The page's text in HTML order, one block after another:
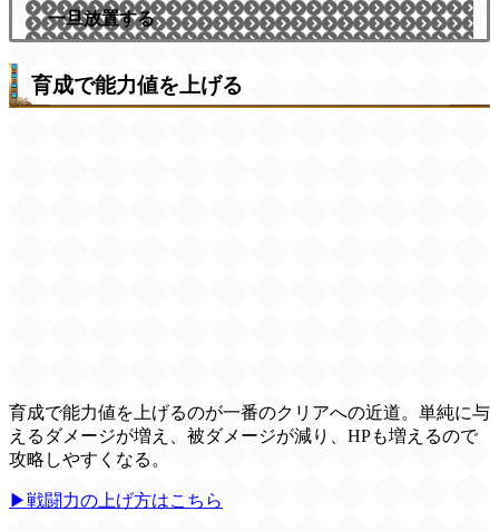
一旦放置する
育成で能力値を上げる
育成で能力値を上げるのが一番のクリアへの近道。単純に与
えるダメージが増え、被ダメージが減り、HPも増えるので
攻略しやすくなる。
▶戦闘力の上げ方はこちら